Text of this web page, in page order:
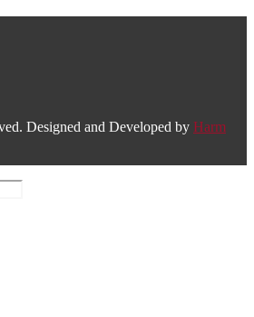
Designed and Developed by Harm